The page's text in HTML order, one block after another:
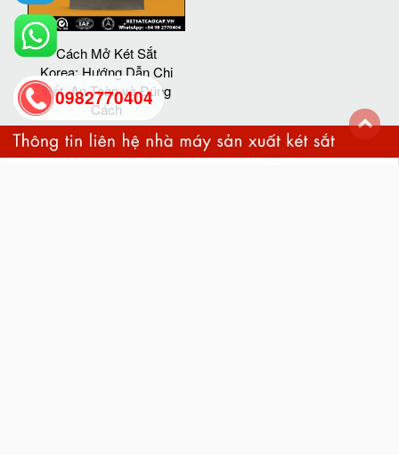
Cách Mở Két Sắt
Korea: Hướng Dẫn Chi
Tiết, An Toàn và Đúng
Cách
0982770404
back